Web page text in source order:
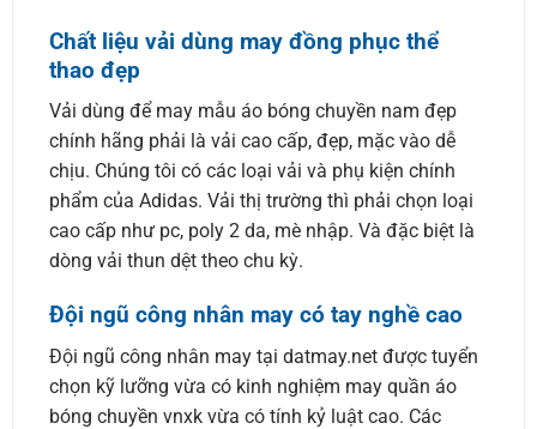
Chất liệu vải dùng may đồng phục thể
thao đẹp
Vải dùng để may mẫu áo bóng chuyền nam đẹp
chính hãng phải là vải cao cấp, đẹp, mặc vào dễ
chịu. Chúng tôi có các loại vải và phụ kiện chính
phẩm của Adidas. Vải thị trường thì phải chọn loại
cao cấp như pc, poly 2 da, mè nhập. Và đặc biệt là
dòng vải thun dệt theo chu kỳ.
Đội ngũ công nhân may có tay nghề cao
Đội ngũ công nhân may tại datmay.net được tuyển
chọn kỹ lưỡng vừa có kinh nghiệm may quần áo
bóng chuyền vnxk vừa có tính kỷ luật cao. Các